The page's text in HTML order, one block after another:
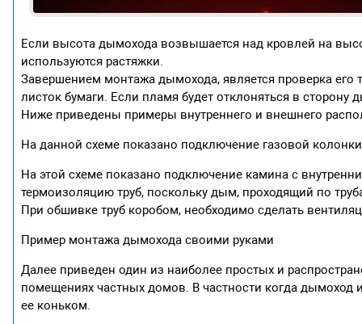
Если высота дымохода возвышается над кровлей на
используются растяжки.
Завершением монтажа дымохода, является проверка его
листок бумаги. Если пламя будет отклоняться в сторону
Ниже приведены примеры внутреннего и внешнего
На данной схеме показано подключение газовой
На этой схеме показано подключение камина с
термоизоляцию труб, поскольку дым, проходящий по
При обшивке труб коробом, необходимо сделать
Пример монтажа дымохода своими руками
Далее приведен один из наиболее простых и
помещениях частных домов. В частности когда дымоход
ее коньком.